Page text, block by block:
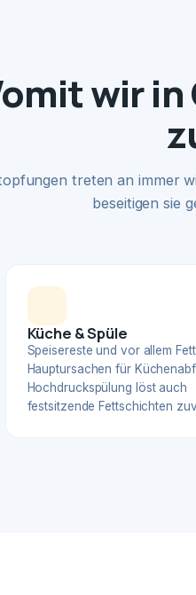
wir
treten an immer
beseitigen sie
Küche & Spüle
Speisereste und vor allem
Hauptursachen für
Hochdruckspülung löst auch
festsitzende Fettschichten